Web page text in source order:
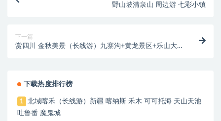
野山坡清泉山 周边游 七彩小镇
下一篇
赏四川 金秋美景（长线游）九寨沟+黄龙景区+乐山大
下载热度排行榜
1
北域喀禾（长线游）新疆 喀纳斯 禾木 可可托海 天山天池
吐鲁番 魔鬼城